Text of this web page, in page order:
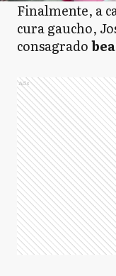
Finalmente, a
cura gaucho,
consagrado
Ads